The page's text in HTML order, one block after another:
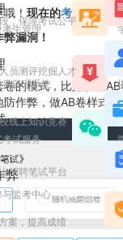
生管理
管理系统
试服务
弊
监考中心
，保障考试公平
员测评挖掘人才
线上知识竞赛
招聘笔试平台
案，提高成绩
！ 现在的考试系统
漏洞！
的模式，比如设置
作弊，做AB卷样式。